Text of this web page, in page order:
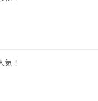
気！